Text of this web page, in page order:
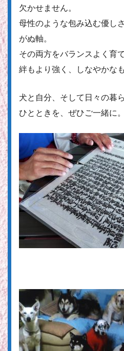
欠かせません。
母性のような包み込む優し
がぬ軸。
その両方をバランスよく育
絆もより強く、しなやかな
犬と自分、そして日々の暮
ひとときを、ぜひご一緒に。